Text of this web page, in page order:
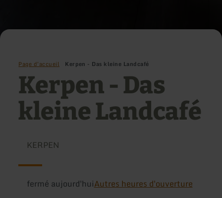
Page d'accueil Kerpen - Das kleine Landcafé
Kerpen - Das
kleine Landcafé
KERPEN
fermé aujourd'huiAutres heures d'ouverture